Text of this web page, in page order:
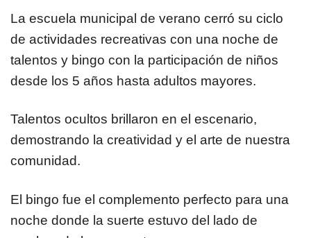
La escuela municipal de verano cerró su ciclo
de actividades recreativas con una noche de
talentos y bingo con la participación de niños
desde los 5 años hasta adultos mayores.
Talentos ocultos brillaron en el escenario,
demostrando la creatividad y el arte de nuestra
comunidad.
El bingo fue el complemento perfecto para una
noche donde la suerte estuvo del lado de